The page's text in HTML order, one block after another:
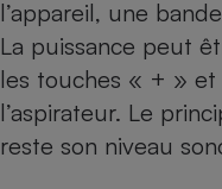
l’appareil, une
La puissance peut
les touches « + »
l’aspirateur. Le
reste son niveau